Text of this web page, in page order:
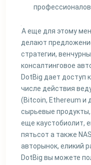
профессионалов.
А еще для этому
делают
стратегии,
консалтинговое
DotBig дает доступ
числе действия
(Bitcoin, Ethereum и
сырьевые
еще каустобиолит,
пятьсот а также
авторынок, еликий
DotBig вы можете